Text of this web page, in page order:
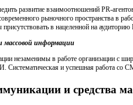
развитие взаимоотношений PR-
рыночного пространства в
в нацеленной на аудиторию
массовой информации
незаменимы в работе организации с
Систематическая и успешная работа со
и средства